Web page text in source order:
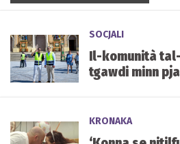
SOCJALI
Il-komunità
tgawdi minn
KRONAKA